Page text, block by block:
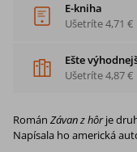
E-kniha
Ušetríte4,71 €
Ešte
Ušetríte4,87 €
Román Závan z hôrje
Napísala ho americká